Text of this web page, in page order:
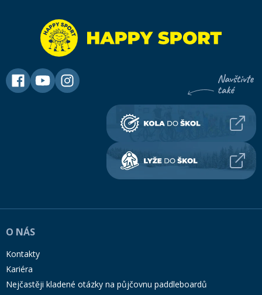
O NÁS
Kontakty
Kariéra
Nejčastěji kladené otázky na půjčovnu paddleboardů